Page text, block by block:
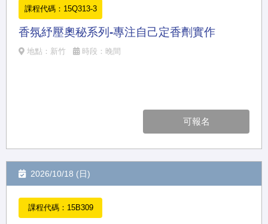
課程代碼：15Q313-3
香氛紓壓奧秘系列-專注自己定香劑實作
地點：新竹 時段：晚間
可報名
2026/10/18 (日)
課程代碼：15B309